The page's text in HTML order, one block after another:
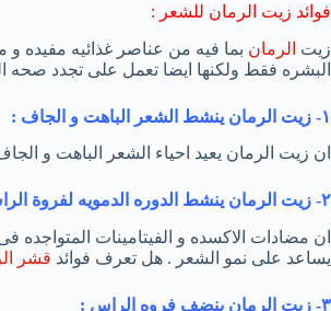
فوائد زيت الرمان للشعر :
زيت الرمان بما فيه من عناصر غذائيه مفيده و
البشره فقط ولكنها ايضا تعمل على تجدد صحه
١- زيت الرمان ينشط الشعر الباهت و الجاف :
ان زيت الرمان يعيد احياء الشعر الباهت و
٢- زيت الرمان ينشط الدوره الدمويه لفروة الراس :
ان مضادات الاكسده و الفيتامينات المتواجده
يساعد على نمو الشعر . هل تعرف فوائد قشر
٣- زيت الرمان ينضف فروه الراس :